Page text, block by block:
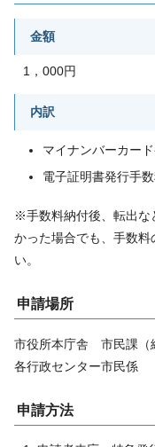
金額
1，000円
内訳
マイナンバーカー
電子証明書発行手
※手数料納付後、転出な
かった場合でも、手数料
い。
申請場所
市役所本庁舎 市民課（
各行政センター市民係
申請方法